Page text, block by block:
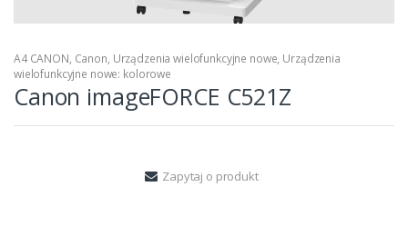
A4 CANON, Canon, Urządzenia wielofunkcyjne nowe, Urządzenia
wielofunkcyjne nowe: kolorowe
Canon imageFORCE C521Z
Zapytaj o produkt